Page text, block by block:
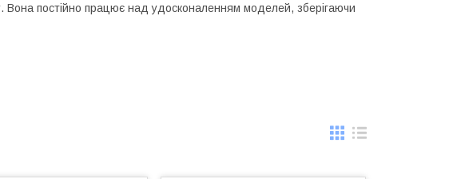
постійно працює над удосконаленням моделей, зберігаючи